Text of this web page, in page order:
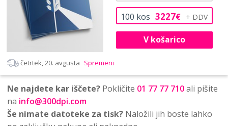
100 kos 3227€
V košarico
četrtek, 20. avgusta Spremeni
Ne najdete kar iščete? Pokličite 01 77 77 710ali pišite
na info@300dpi.com
Še nimate datoteke za tisk? Naložili jih boste lahko